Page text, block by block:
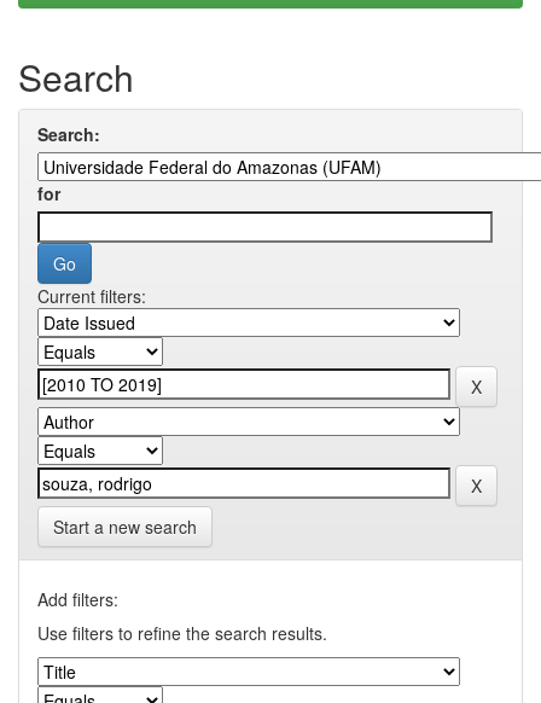
Search
Search:
for
Current filters:
Start a new search
Add filters:
Use filters to refine the search results.